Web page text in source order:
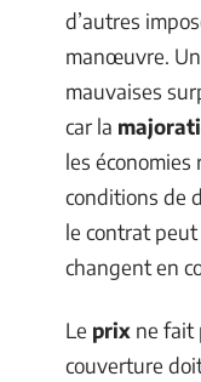
d’autres
manœuvre. Un
mauvaises
car la
les économies
conditions de
le contrat
changent en
Le prix ne fait
couverture